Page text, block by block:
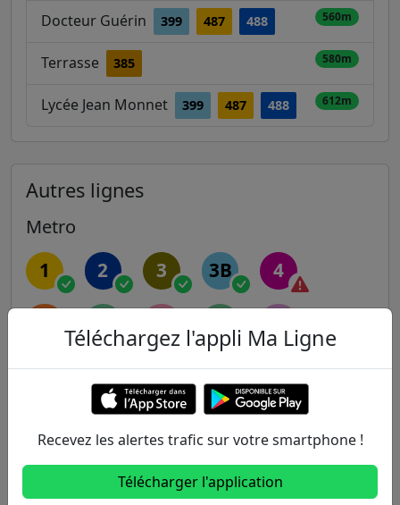
Docteur Guérin 399 487 488 560m
Terrasse 385 580m
Lycée Jean Monnet 399 487 488 612m
Autres lignes
Metro
1 2 3 3B 4
9 10 11 12 13
Téléchargez l'appli Ma Ligne
Recevez les alertes trafic sur votre smartphone !
Télécharger l'application